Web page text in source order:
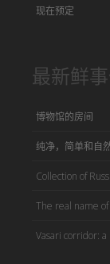
现在预定
最新鲜
博物馆的房间
纯净，简单和自
Collection of
The real name
Vasari corridor: